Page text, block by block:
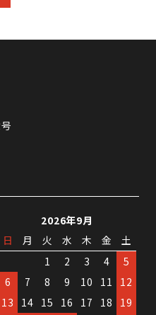
2026年9月
日
月 火 水 木 金
土
1
2 3 4
5
6
7 8 9 10 11
12
13
14 15 16 17 18
19